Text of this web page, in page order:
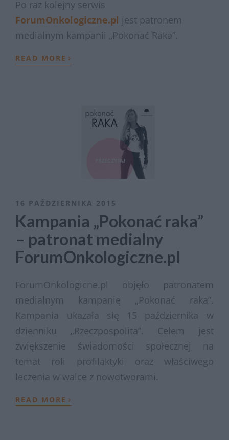
Po raz kolejny serwis
ForumOnkologiczne.pl jest patronem
medialnym kampanii „Pokonać Raka”.
READ MORE ›
16 PAŹDZIERNIKA 2015
Kampania „Pokonać raka”
– patronat medialny
ForumOnkologiczne.pl
ForumOnkologicne.pl objęło patronatem
medialnym kampanię „Pokonać raka”.
Kampania ukazała się 15 października w
dzienniku „Rzeczpospolita”. Celem jest
zwiększenie świadomości społecznej na
temat roli profilaktyki oraz właściwego
leczenia w walce z nowotworami.
READ MORE ›